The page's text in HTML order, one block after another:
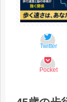
Twitter
Pocket